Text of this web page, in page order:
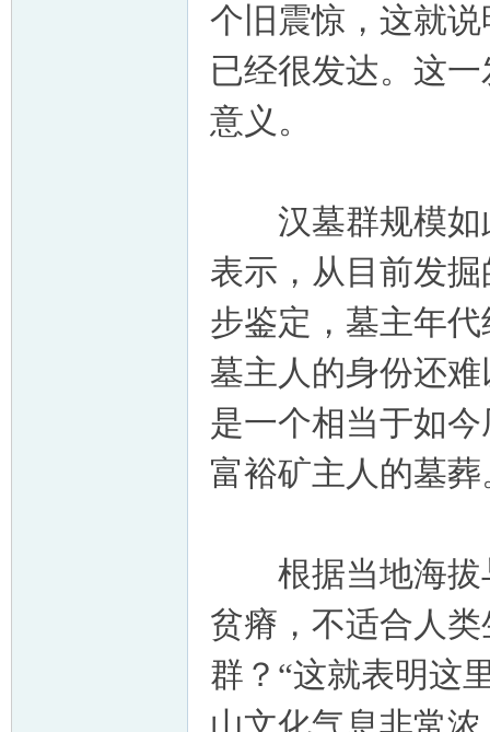
个旧震惊，这就
已经很发达。这
意义。
汉墓群规模如
表示，从目前发
步鉴定，墓主年
墓主人的身份还
是一个相当于如
富裕矿主人的墓葬
根据当地海拔
贫瘠，不适合人
群？“这就表明这